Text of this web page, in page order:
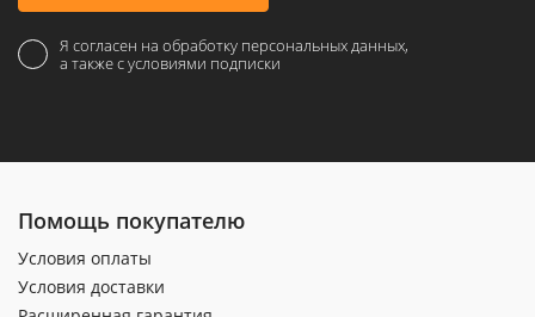
Я согласен на обработку персональных данных,
а также с условиями подписки
Помощь покупателю
Условия оплаты
Условия доставки